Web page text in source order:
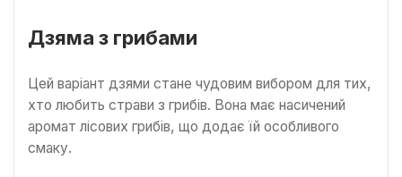
Дзяма з грибами
Цей варіант дзями стане чудовим вибором для тих,
хто любить страви з грибів. Вона має насичений
аромат лісових грибів, що додає їй особливого
смаку.